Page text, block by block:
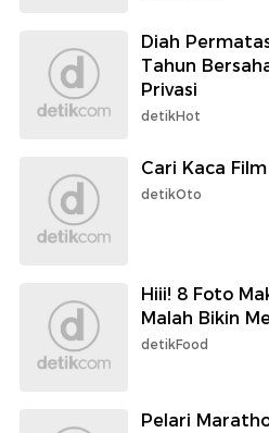
Diah
Tahun
Privasi
detikHot
Cari Kaca
detikOto
Hiii! 8 Foto
Malah Bikin
detikFood
Pelari